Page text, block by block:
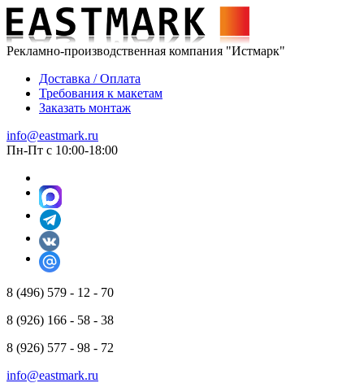
Рекламно-производственная компания "Истмарк"
Доставка / Оплата
Требования к макетам
Заказать монтаж
info@eastmark.ru
Пн-Пт с 10:00-18:00
8 (496) 579 - 12 - 70
8 (926) 166 - 58 - 38
8 (926) 577 - 98 - 72
info@eastmark.ru